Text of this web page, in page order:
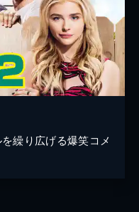
繰り広げる爆笑コメ